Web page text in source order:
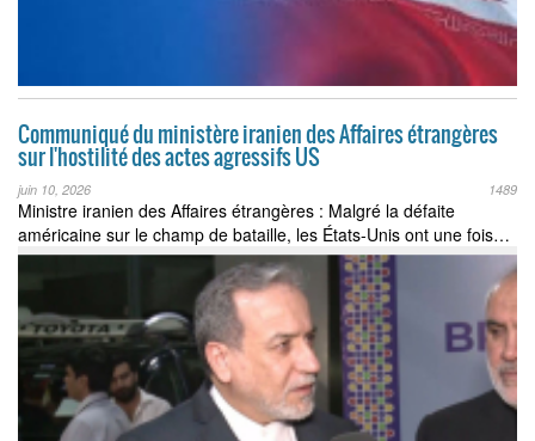
Communiqué du ministère iranien des Affaires étrangères
sur l'hostilité des actes agressifs US
juin 10, 2026 1489
Ministre iranien des Affaires étrangères : Malgré la défaite
américaine sur le champ de bataille, les États-Unis ont une fois…